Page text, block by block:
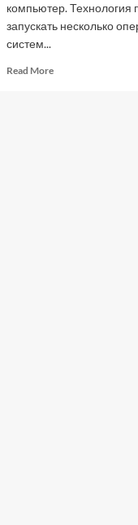
компьютер. Технология
запускать несколько
систем...
Read MoreRead